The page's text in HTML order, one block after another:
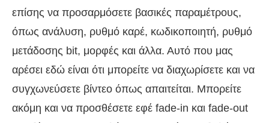
επίσης να προσαρμόσετε βασικές παραμέτρους,
όπως ανάλυση, ρυθμό καρέ, κωδικοποιητή, ρυθμό
μετάδοσης bit, μορφές και άλλα. Αυτό που μας
αρέσει εδώ είναι ότι μπορείτε να διαχωρίσετε και να
συγχωνεύσετε βίντεο όπως απαιτείται. Μπορείτε
ακόμη και να προσθέσετε εφέ fade-in και fade-out